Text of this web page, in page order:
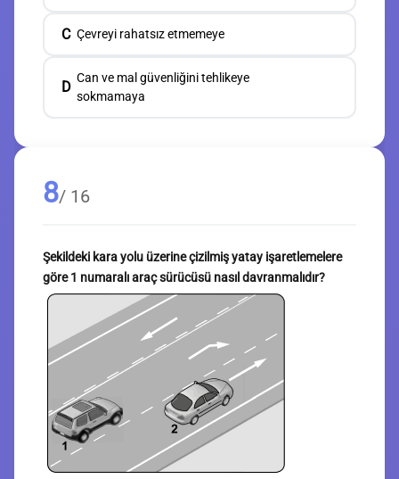
C Çevreyi rahatsız etmemeye
D
Can ve mal güvenliğini tehlikeye
sokmamaya
8/ 16
Şekildeki kara yolu üzerine çizilmiş yatay işaretlemelere
göre 1 numaralı araç sürücüsü nasıl davranmalıdır?